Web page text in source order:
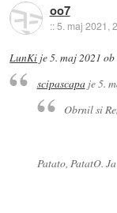
oo7
::5. maj 2021,
LunKi je5. maj 2021
scipascapaje5.
Obrnil si
Patato, PatatO.